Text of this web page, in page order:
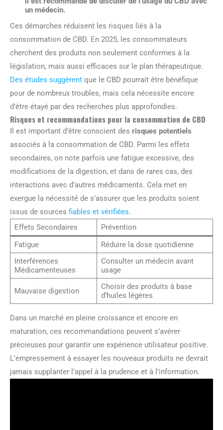
un médecin.
Ces démarches réduisent les risques liés à la
consommation de CBD. En 2025, les consommateurs
cherchent des produits non seulement conformes à la
législation, mais aussi efficaces sur le plan thérapeutique.
Des études suggèrent que le CBD pourrait être bénéfique
pour de nombreux troubles, mais cela nécessite encore
d’être étayé par des recherches plus approfondies.
Risques et recommandations pour la consommation de CBD
Il est important d’être conscient des risques potentiels
associés à la consommation de CBD. Parmi les effets
secondaires, on note parfois une fatigue excessive, des
modifications de la digestion, et dans de rares cas, des
interactions avec d’autres médicaments. Cela met en
exergue la nécessité de s’assurer que les produits soient
issus de sources fiables et vérifiées.
Effets Secondaires
Prévention
Fatigue
Réduire la dose quotidienne
Interférences
Médicamenteuses
Consulter un médecin avant
usage
Mauvaise digestion
Choisir des produits à base
d’huiles légères
Dans un marché en pleine croissance et encore en
maturation, ces recommandations peuvent s’avérer
précieuses pour garantir une expérience utilisateur positive.
L’empressement à essayer les nouveaux produits ne devrait
jamais supplanter l’appel à la prudence et à l’information.